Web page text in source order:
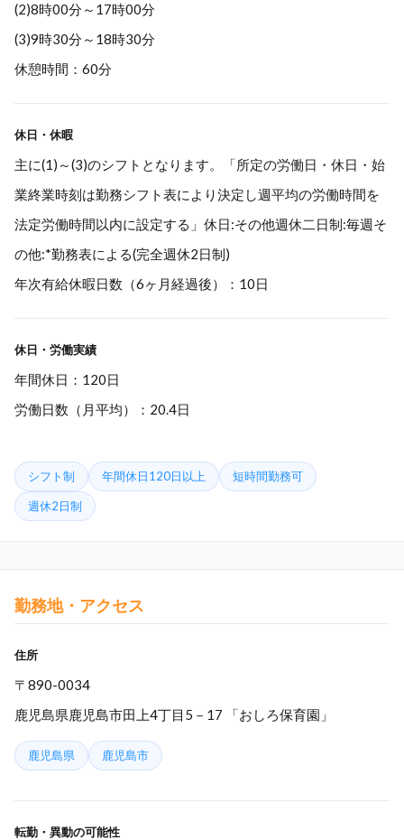
(2)8時00分～17時00分
(3)9時30分～18時30分
休憩時間：60分
休日・休暇
主に(1)～(3)のシフトとなります。「所定の労働日・休日・始
業終業時刻は勤務シフト表により決定し週平均の労働時間を
法定労働時間以内に設定する」休日:その他週休二日制:毎週そ
の他:*勤務表による(完全週休2日制)
年次有給休暇日数（6ヶ月経過後）：10日
休日・労働実績
年間休日：120日
労働日数（月平均）：20.4日
シフト制 年間休日120日以上 短時間勤務可
週休2日制
勤務地・アクセス
住所
〒890-0034
鹿児島県鹿児島市田上4丁目5－17 「おしろ保育園」
鹿児島県 鹿児島市
転勤・異動の可能性